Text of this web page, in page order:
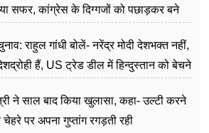
सफर, कांग्रेस के दिग्गजों को पछाड़कर बने
राहुल गांधी बोलें- नरेंद्र मोदी देशभक्त नहीं,
हैं, US ट्रेड डील में हिन्दुस्तान को बेचने
ने साल बाद किया खुलासा, कहा- उल्टी करने
पर अपना गुप्तांग रगड़ती रही